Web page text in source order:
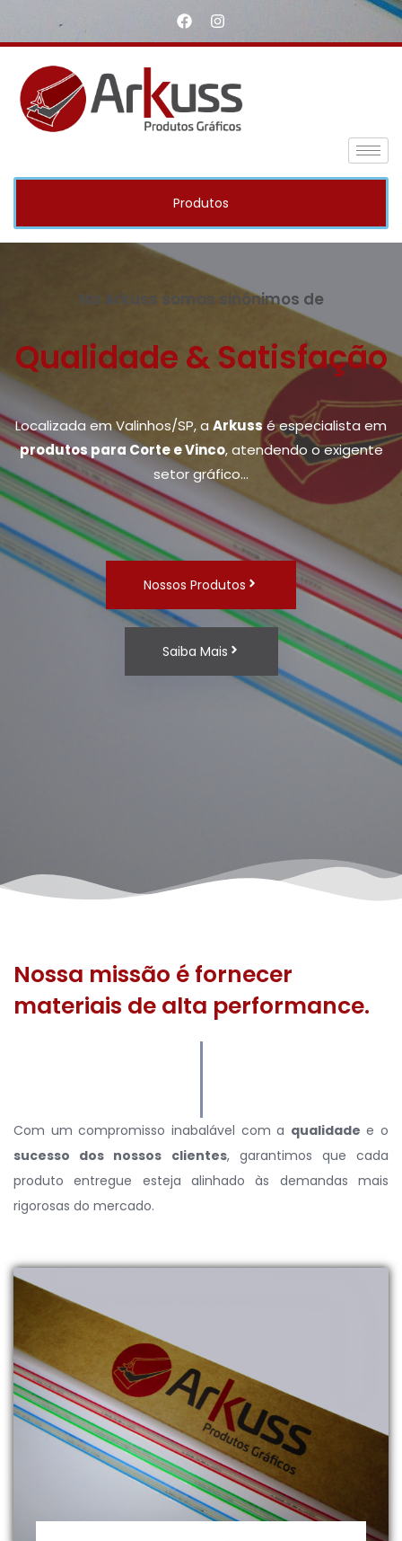
Produtos
Na Arkuss somos sinônimos de
Qualidade & Satisfação
Localizada em Valinhos/SP, aArkussé especialista em
produtos para Corte e Vinco, atendendo o exigente
setor gráfico…
Nossos Produtos
Saiba Mais
Nossa missão é fornecer
materiais de alta performance.
Com um compromisso inabalável com a qualidade e o
sucesso dos nossos clientes, garantimos que cada
produto entregue esteja alinhado às demandas mais
rigorosas do mercado.